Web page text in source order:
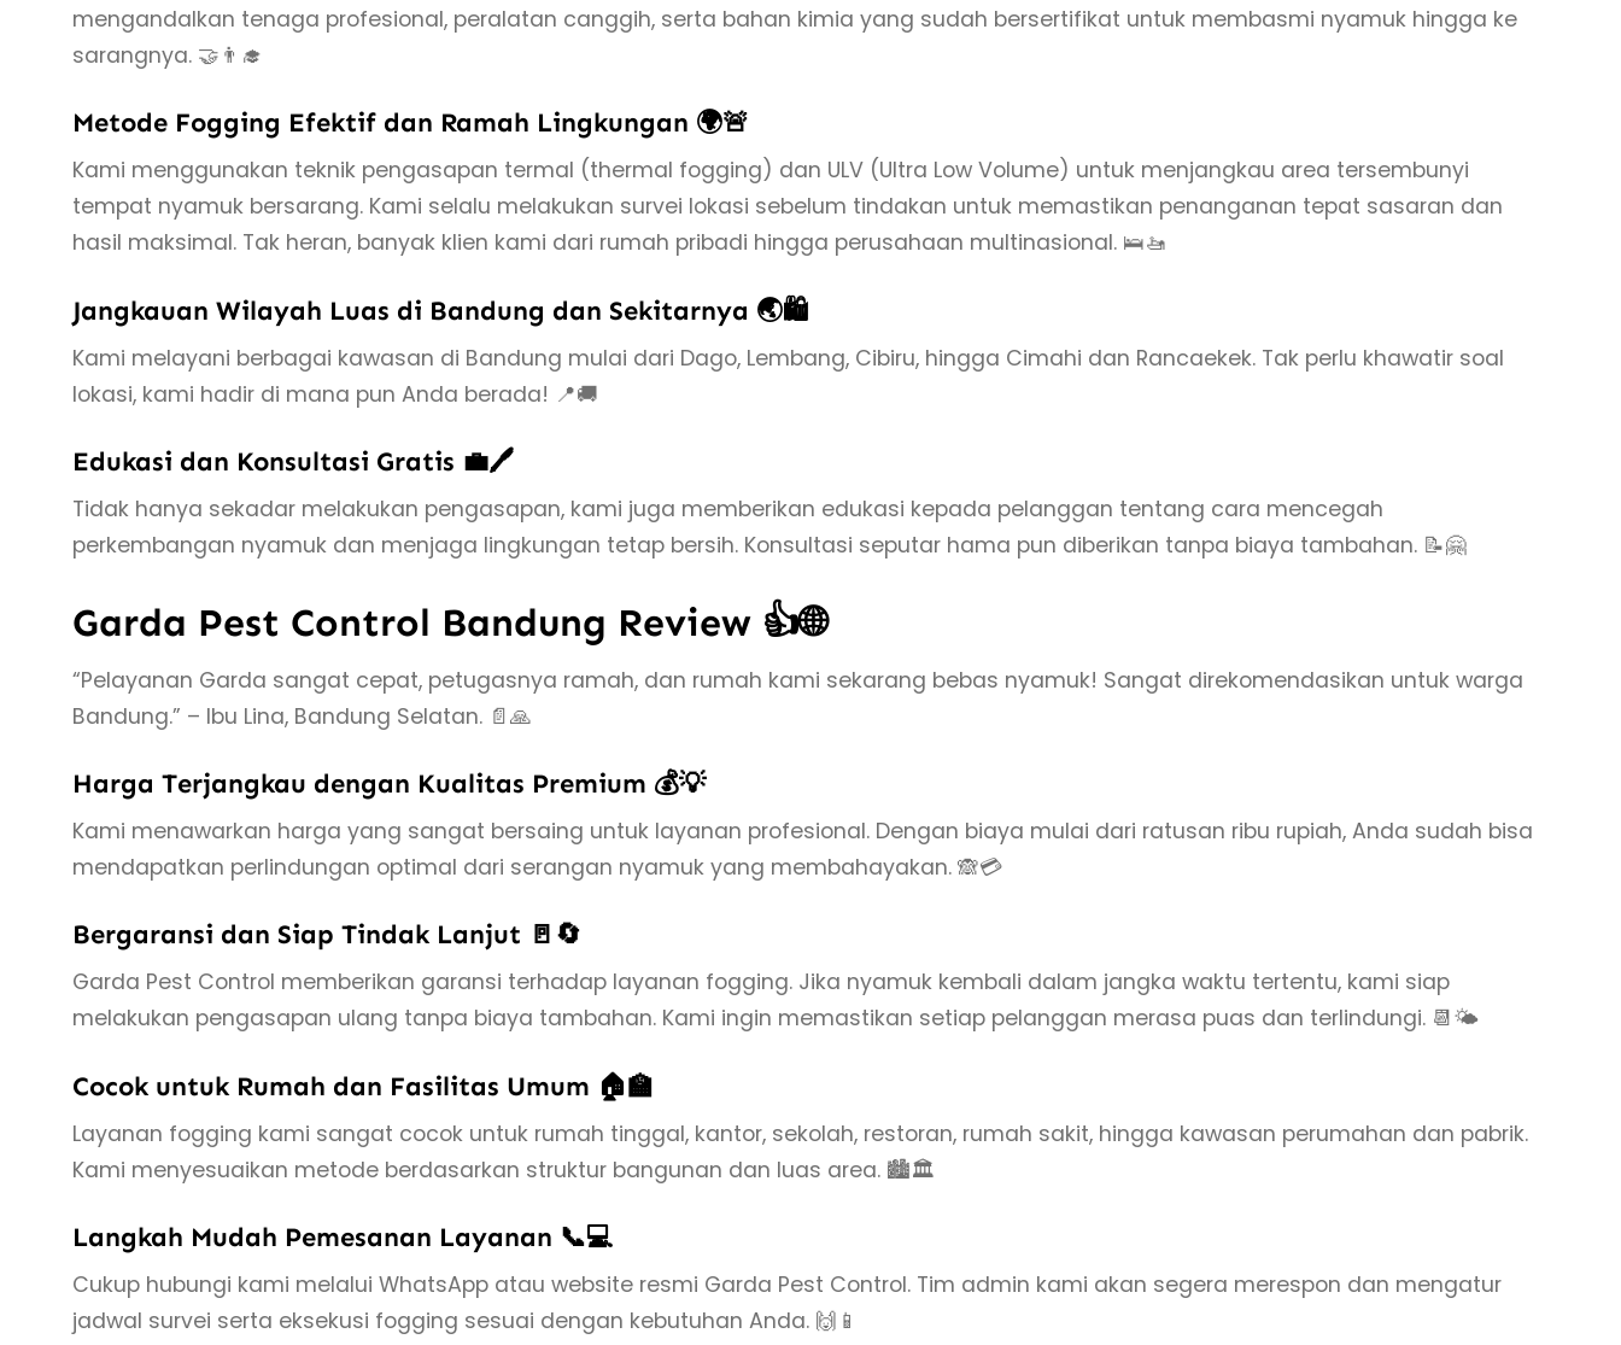
mengandalkan tenaga profesional, peralatan canggih, serta bahan kimia yang sudah bersertifikat untuk membasmi nyamuk hingga ke
sarangnya. 🤝👨‍🎓
Metode Fogging Efektif dan Ramah Lingkungan 🌍🚨
Kami menggunakan teknik pengasapan termal (thermal fogging) dan ULV (Ultra Low Volume) untuk menjangkau area tersembunyi
tempat nyamuk bersarang. Kami selalu melakukan survei lokasi sebelum tindakan untuk memastikan penanganan tepat sasaran dan
hasil maksimal. Tak heran, banyak klien kami dari rumah pribadi hingga perusahaan multinasional. 🛌🚤
Jangkauan Wilayah Luas di Bandung dan Sekitarnya 🌏🛍️
Kami melayani berbagai kawasan di Bandung mulai dari Dago, Lembang, Cibiru, hingga Cimahi dan Rancaekek. Tak perlu khawatir soal
lokasi, kami hadir di mana pun Anda berada! 📍🚚
Edukasi dan Konsultasi Gratis 💼🖊️
Tidak hanya sekadar melakukan pengasapan, kami juga memberikan edukasi kepada pelanggan tentang cara mencegah
perkembangan nyamuk dan menjaga lingkungan tetap bersih. Konsultasi seputar hama pun diberikan tanpa biaya tambahan. 📝🤗
Garda Pest Control Bandung Review 👍🌐
“Pelayanan Garda sangat cepat, petugasnya ramah, dan rumah kami sekarang bebas nyamuk! Sangat direkomendasikan untuk warga
Bandung.” – Ibu Lina, Bandung Selatan. 📄🙏
Harga Terjangkau dengan Kualitas Premium 💰💡
Kami menawarkan harga yang sangat bersaing untuk layanan profesional. Dengan biaya mulai dari ratusan ribu rupiah, Anda sudah bisa
mendapatkan perlindungan optimal dari serangan nyamuk yang membahayakan. 🙈💳
Bergaransi dan Siap Tindak Lanjut 🚪🔄
Garda Pest Control memberikan garansi terhadap layanan fogging. Jika nyamuk kembali dalam jangka waktu tertentu, kami siap
melakukan pengasapan ulang tanpa biaya tambahan. Kami ingin memastikan setiap pelanggan merasa puas dan terlindungi. 📆🌤️
Cocok untuk Rumah dan Fasilitas Umum 🏠🏫
Layanan fogging kami sangat cocok untuk rumah tinggal, kantor, sekolah, restoran, rumah sakit, hingga kawasan perumahan dan pabrik.
Kami menyesuaikan metode berdasarkan struktur bangunan dan luas area. 🏙️🏛️
Langkah Mudah Pemesanan Layanan 📞💻
Cukup hubungi kami melalui WhatsApp atau website resmi Garda Pest Control. Tim admin kami akan segera merespon dan mengatur
jadwal survei serta eksekusi fogging sesuai dengan kebutuhan Anda. 🙌📱